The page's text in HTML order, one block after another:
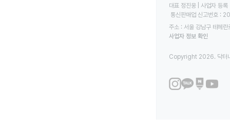
대표 정진웅 | 사업자
통신판매업 신고번호
주소 : 서울 강남구 테헤
사업자 정보 확인
Copyright 2026. 닥터